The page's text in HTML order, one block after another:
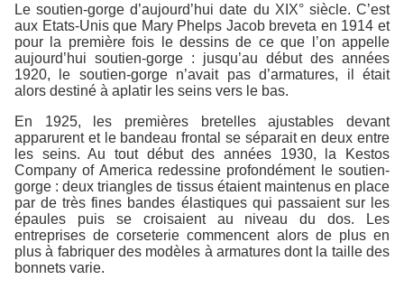
Le soutien-gorge d’aujourd’hui date du XIX° siècle. C’est
aux Etats-Unis que Mary Phelps Jacob breveta en 1914 et
pour la première fois le dessins de ce que l’on appelle
aujourd’hui soutien-gorge : jusqu’au début des années
1920, le soutien-gorge n’avait pas d’armatures, il était
alors destiné à aplatir les seins vers le bas.
En 1925, les premières bretelles ajustables devant
apparurent et le bandeau frontal se séparait en deux entre
les seins. Au tout début des années 1930, la Kestos
Company of America redessine profondément le soutien-
gorge : deux triangles de tissus étaient maintenus en place
par de très fines bandes élastiques qui passaient sur les
épaules puis se croisaient au niveau du dos. Les
entreprises de corseterie commencent alors de plus en
plus à fabriquer des modèles à armatures dont la taille des
bonnets varie.